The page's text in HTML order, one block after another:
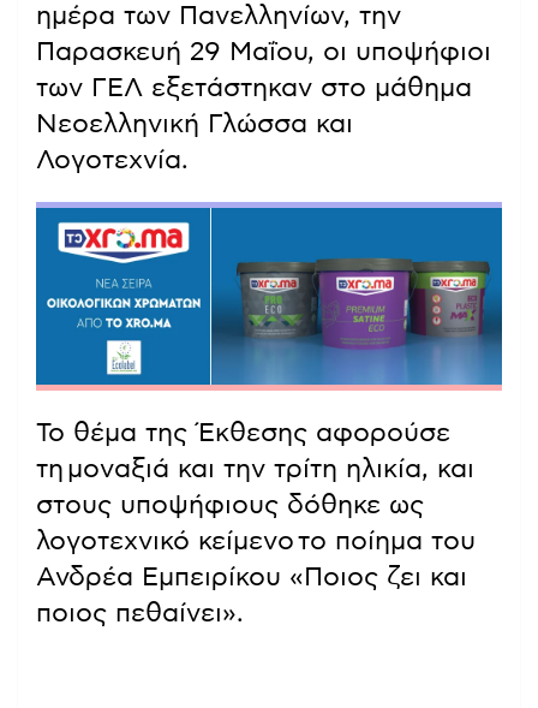
ημέρα των Πανελληνίων, την
Παρασκευή 29 Μαΐου, οι υποψήφιοι
των ΓΕΛ εξετάστηκαν στο μάθημα
Νεοελληνική Γλώσσα και
Λογοτεχνία.
Το θέμα της Έκθεσης αφορούσε
τη μοναξιά και την τρίτη ηλικία, και
στους υποψήφιους δόθηκε ως
λογοτεχνικό κείμενο το ποίημα του
Ανδρέα Εμπειρίκου «Ποιος ζει και
ποιος πεθαίνει».